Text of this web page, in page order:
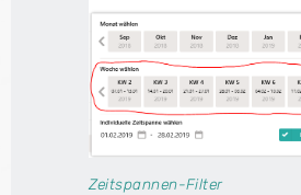
Zeitspannen-Filter